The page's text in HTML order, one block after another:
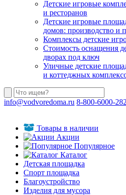
Детские игровые
и ресторанов
Детские игровые
домов: производство и
Комплексы детские
Стоимость оснащения
дворах под ключ
Уличные детские
и коттеджных
info@vodvoredoma.ru 8-800-6000-282
Товары в наличии
Акции
Популярное
Каталог
Детская площадка
Спорт площадка
Благоустройство
Изделия для мусора